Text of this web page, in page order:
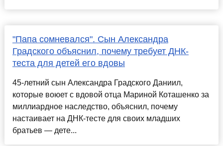
"Папа сомневался". Сын Александра
Градского объяснил, почему требует ДНК-
теста для детей его вдовы
45-летний сын Александра Градского Даниил,
которые воюет с вдовой отца Мариной Коташенко за
миллиардное наследство, объяснил, почему
настаивает на ДНК-тесте для своих младших
братьев — дете...